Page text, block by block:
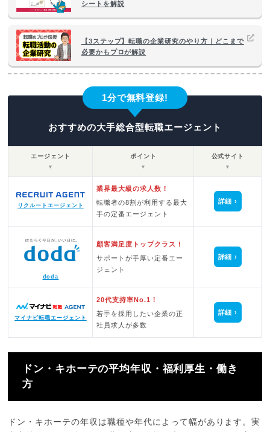
シートを解説
【3ステップ】転職の企業研究のやり方｜どこまで
必要かもプロが解説
1分で無料登録!
おすすめの大手総合型転職エージェント
エージェント
▼
ポイント
▼
公式サイト
▼
リクルートエージェント
業界最大級の求人数！
転職者の8割が利用する最大
手の定番エージェント
詳細
doda
顧客満足度トップクラス！
サポートが手厚い定番エー
ジェント
詳細
マイナビ転職エージェント
20代支持率No.1！
若手を採用したい企業の正
社員求人が多数
詳細
ドン・キホーテの平均年収・福利厚生・働き
方
ドン・キホーテの年収は職種や年代によって幅があります。実